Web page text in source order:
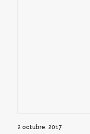
2 octubre, 2017